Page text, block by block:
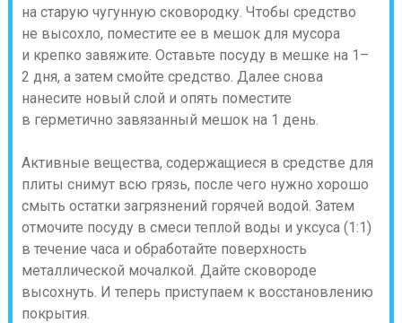
на старую чугунную сковородку. Чтобы средство
не высохло, поместите ее в мешок для мусора
и крепко завяжите. Оставьте посуду в мешке на 1–
2 дня, а затем смойте средство. Далее снова
нанесите новый слой и опять поместите
в герметично завязанный мешок на 1 день.
Активные вещества, содержащиеся в средстве для
плиты снимут всю грязь, после чего нужно хорошо
смыть остатки загрязнений горячей водой. Затем
отмочите посуду в смеси теплой воды и уксуса (1:1)
в течение часа и обработайте поверхность
металлической мочалкой. Дайте сковороде
высохнуть. И теперь приступаем к восстановлению
покрытия.